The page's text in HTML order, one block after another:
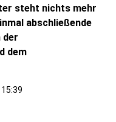
steht nichts mehr
abschließende
der
dem